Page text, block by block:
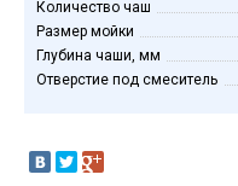
Количество чаш
Размер мойки
Глубина чаши, мм
Отверстие под смеситель